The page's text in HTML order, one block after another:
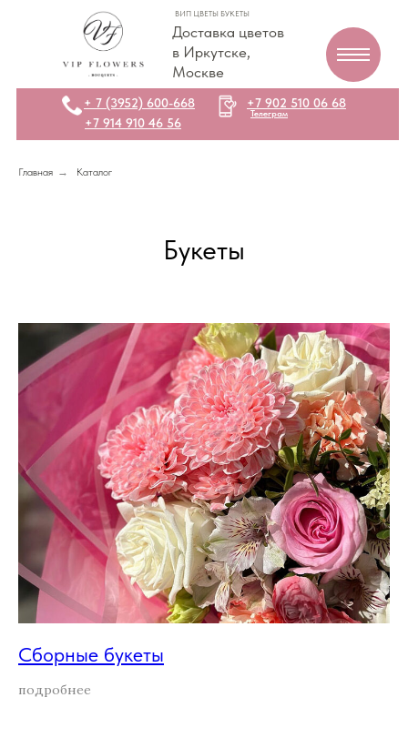
Доставка цветов
в Иркутске,
Москве
ВИП ЦВЕТЫ БУКЕТЫ
+7 914 910 46 56
+7 902 510 06 68
Телеграм
+ 7 (3952) 600-668
Главная → Каталог
Букеты
Сборные букеты
подробнее